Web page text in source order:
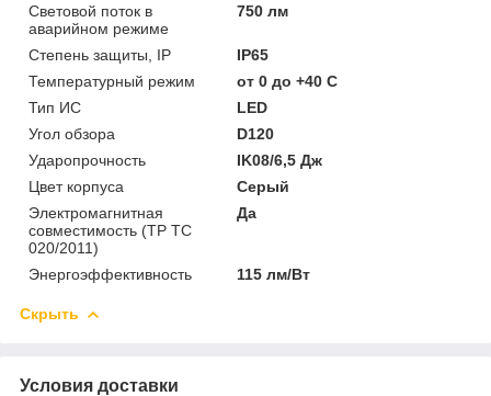
Световой поток в
аварийном режиме
750 лм
Степень защиты, IP
IP65
Температурный режим
от 0 до +40 C
Тип ИС
LED
Угол обзора
D120
Ударопрочность
IK08/6,5 Дж
Цвет корпуса
Серый
Электромагнитная
совместимость (ТР ТС
020/2011)
Да
Энергоэффективность 115 лм/Вт
Скрыть
Условия доставки